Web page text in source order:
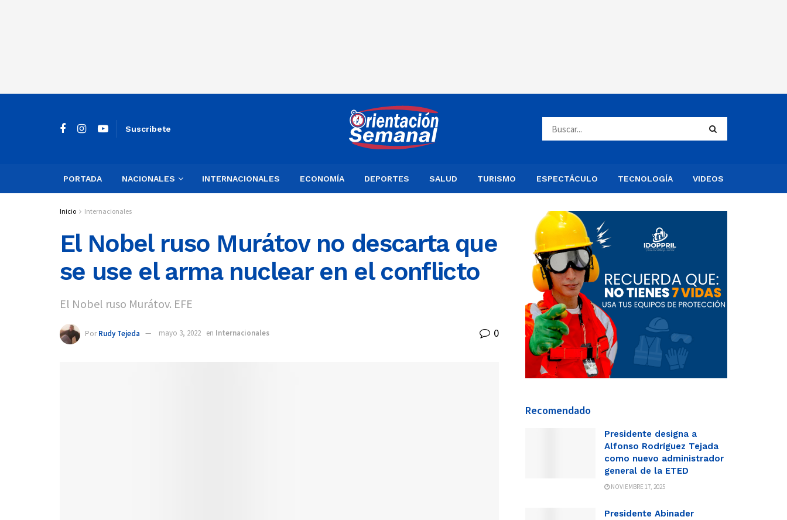
Suscribete
PORTADA NACIONALES INTERNACIONALES ECONOMÍA DEPORTES SALUD TURISMO ESPECTÁCULO TECNOLOGÍA VIDEOS
Inicio Internacionales
El Nobel ruso Murátov no descarta que
se use el arma nuclear en el conflicto
El Nobel ruso Murátov. EFE
Por Rudy Tejeda mayo 3, 2022 en Internacionales 0
Recomendado
Presidente designa a
Alfonso Rodríguez Tejada
como nuevo administrador
general de la ETED
NOVIEMBRE 17, 2025
Presidente Abinader